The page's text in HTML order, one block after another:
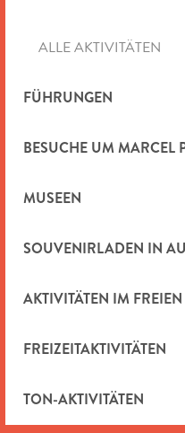
ALLE AKTIVITÄTEN
FÜHRUNGEN
BESUCHE UM MARCEL
MUSEEN
SOUVENIRLADEN IN
AKTIVITÄTEN IM FREIEN
FREIZEITAKTIVITÄTEN
TON-AKTIVITÄTEN